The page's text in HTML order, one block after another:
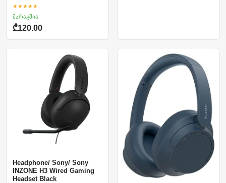
★★★★★
მარაგშია
₾120.00
Headphone/ Sony/ Sony
INZONE H3 Wired Gaming
Headset Black